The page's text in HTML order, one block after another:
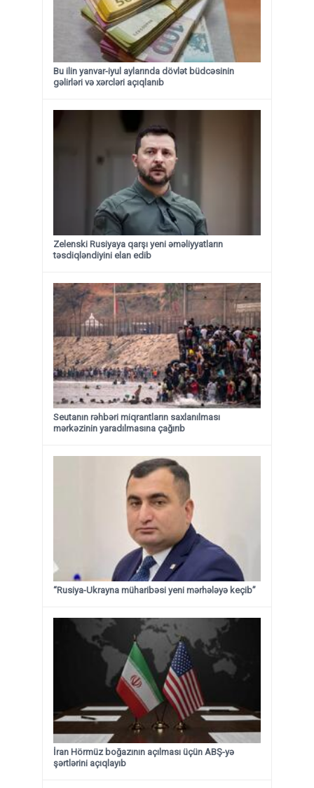
Bu ilin yanvar-iyul aylarında dövlət büdcəsinin
gəlirləri və xərcləri açıqlanıb
Zelenski Rusiyaya qarşı yeni əməliyyatların
təsdiqləndiyini elan edib
Seutanın rəhbəri miqrantların saxlanılması
mərkəzinin yaradılmasına çağırıb
“Rusiya-Ukrayna müharibəsi yeni mərhələyə keçib”
İran Hörmüz boğazının açılması üçün ABŞ-yə
şərtlərini açıqlayıb